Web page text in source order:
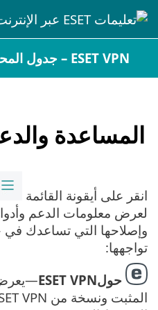
ESET VPN – جدول المحتويات
المساعدة
انقر على أيقونة القائمة
لعرض معلومات الدعم
وإصلاحها التي تساعدك
تواجهها:
حولESET VPN
—يعرض